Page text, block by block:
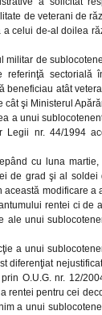
de veterani de
celui de-al doilea
militar de
sectorială
beneficiau atât
cât şi Ministerul
a unui
Legii nr. 44/1994
cu luna
de grad şi al soldei
modificare a
rentei ci de
unui
a unui
diferenţiat
O.U.G. nr. 12/
rentei pentru cei
a unui